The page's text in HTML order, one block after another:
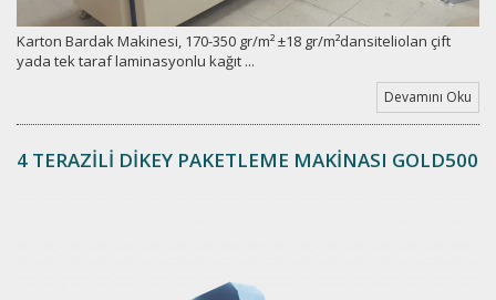
Karton Bardak Makinesi, 170-350 gr/m² ±18 gr/m²dansiteliolan çift
yada tek taraf laminasyonlu kağıt ...
Devamını Oku
4 TERAZİLİ DİKEY PAKETLEME MAKİNASI GOLD500